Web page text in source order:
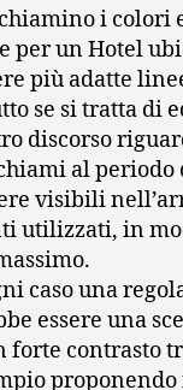
i colori
per un Hotel
più adatte
se si tratta di
discorso
al
visibili
utilizzati, in
caso una
essere una
forte contrasto